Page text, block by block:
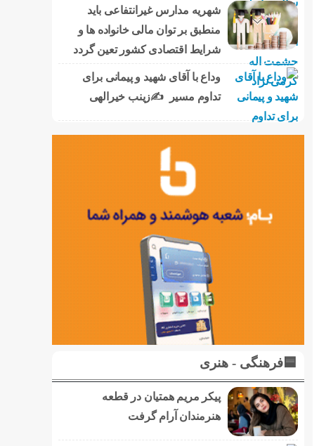
شهریه مدارس غیرانتفاعی باید
منطبق بر توان مالی خانواده ها و
شرایط اقتصادی کشور تعین گردد
وداع با آقای شهید و پیمانی برای
تداوم مسیر ✍زینب خیرالهی
🟦فرهنگی - هنری
پیکر مریم همتیان در قطعه
هنرمندان آرام گرفت